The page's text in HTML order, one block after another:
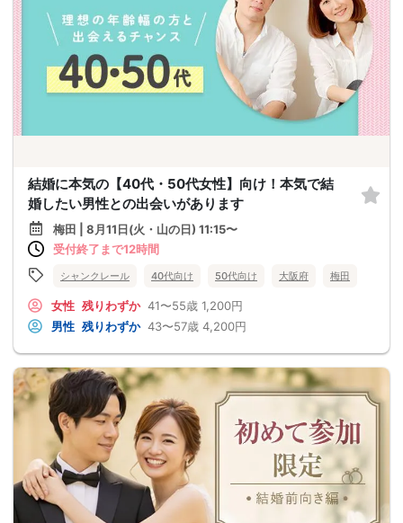
結婚に本気の【40代・50代女性】向け！本気で結
婚したい男性との出会いがあります
梅田 | 8月11日(火・山の日) 11:15〜
受付終了まで12時間
シャンクレール 40代向け 50代向け 大阪府 梅田
女性 残りわずか 41〜55歳 1,200円
男性 残りわずか 43〜57歳 4,200円